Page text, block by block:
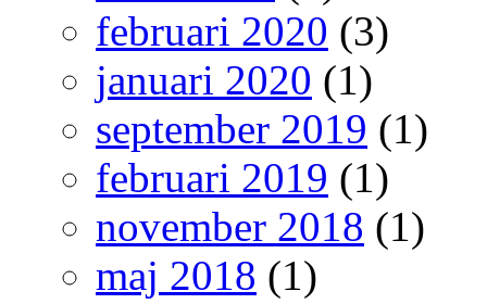
februari 2020 (3)
januari 2020 (1)
september 2019 (1)
februari 2019 (1)
november 2018 (1)
maj 2018 (1)